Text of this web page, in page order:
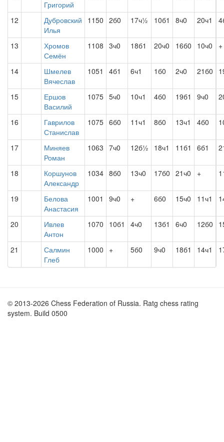
Григорий
12
Дубровский
Илья
1150 2б0 17ч½ 10б1 8ч0 20ч1
13
Хромов
Семён
1108 3ч0 18б1 20ч0 16б0 10ч0 +
14
Шмелев
Вячеслав
1051 4б1 6ч1 1б0 2ч0 21б0
15
Ершов
Василий
1075 5ч0 10ч1 4б0 19б1 9ч0
16
Гаврилов
Станислав
1075 6б0 11ч1 8б0 13ч1 4б0
17
Миняев
Роман
1063 7ч0 12б½ 18ч1 11б1 6б1
18
Коршунов
Александр
1034 8б0 13ч0 17б0 21ч0 +
19
Белова
Анастасия
1001 9ч0 + 6б0 15ч0 11ч1
20
Ивлев
Антон
1070 10б1 4ч0 13б1 6ч0 12б0
21
Салмин
Глеб
1000 + 5б0 9ч0 18б1 14ч1
© 2013-2026 Chess Federation of Russia. Ratg chess rating
system. Build 0500